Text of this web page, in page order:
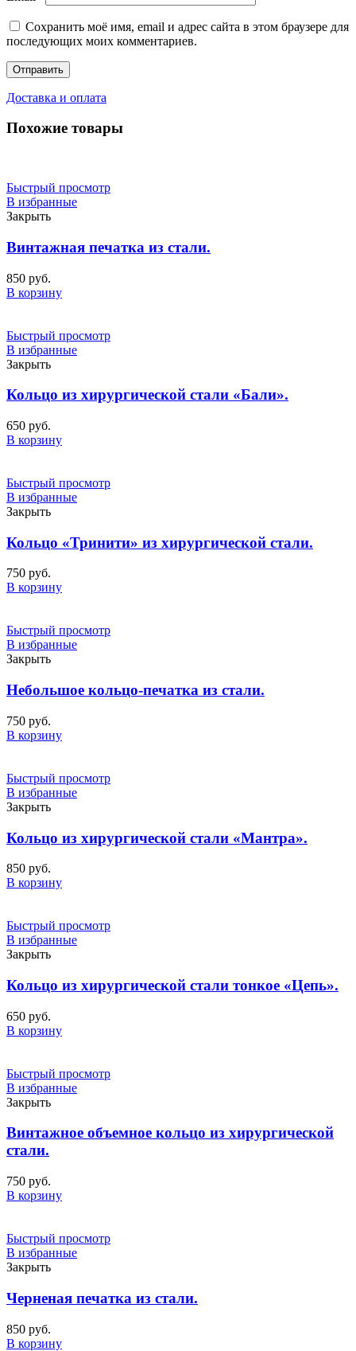
Сохранить моё имя, email и адрес сайта в этом браузере для
последующих моих комментариев.
Доставка и оплата
Похожие товары
Быстрый просмотр
В избранные
Закрыть
Винтажная печатка из стали.
850 руб.
В корзину
Быстрый просмотр
В избранные
Закрыть
Кольцо из хирургической стали «Бали».
650 руб.
В корзину
Быстрый просмотр
В избранные
Закрыть
Кольцо «Тринити» из хирургической стали.
750 руб.
В корзину
Быстрый просмотр
В избранные
Закрыть
Небольшое кольцо-печатка из стали.
750 руб.
В корзину
Быстрый просмотр
В избранные
Закрыть
Кольцо из хирургической стали «Мантра».
850 руб.
В корзину
Быстрый просмотр
В избранные
Закрыть
Кольцо из хирургической стали тонкое «Цепь».
650 руб.
В корзину
Быстрый просмотр
В избранные
Закрыть
Винтажное объемное кольцо из хирургической
стали.
750 руб.
В корзину
Быстрый просмотр
В избранные
Закрыть
Черненая печатка из стали.
850 руб.
В корзину